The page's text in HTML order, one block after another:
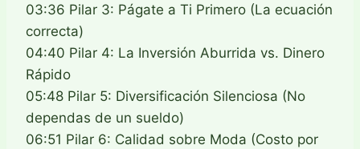
03:36 Pilar 3: Págate a Ti Primero (La ecuación
correcta)
04:40 Pilar 4: La Inversión Aburrida vs. Dinero
Rápido
05:48 Pilar 5: Diversificación Silenciosa (No
dependas de un sueldo)
06:51 Pilar 6: Calidad sobre Moda (Costo por